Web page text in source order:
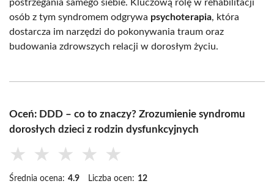
postrzegania samego siebie. Kluczową rolę w rehabilitacji
osób z tym syndromem odgrywa psychoterapia, która
dostarcza im narzędzi do pokonywania traum oraz
budowania zdrowszych relacji w dorosłym życiu.
Oceń: DDD – co to znaczy? Zrozumienie syndromu
dorosłych dzieci z rodzin dysfunkcyjnych
★ ★ ★ ★ ★
Średnia ocena: 4.9 Liczba ocen: 12